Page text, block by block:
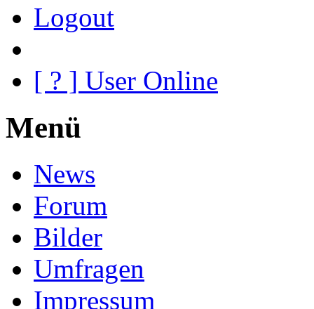
Logout
[ ? ] User Online
Menü
News
Forum
Bilder
Umfragen
Impressum